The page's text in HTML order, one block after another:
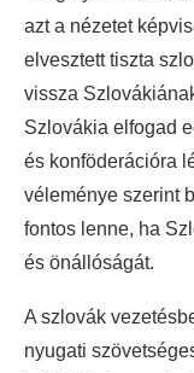
azt a nézetet
elvesztett tiszta
vissza
Szlovákia elfogad
és konföderációra
véleménye szerint
fontos lenne, ha
és önállóságát.
A szlovák
nyugati